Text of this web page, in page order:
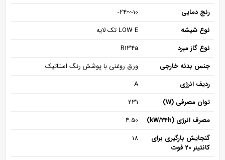
رنج دمایی
10-~24-
نوع شیشه
LOW E تک لایه
نوع گاز مبرد
R134a
جنس بدنه خارجی
ورق روغنی با پوشش رنگ استاتیک
ردیف انرژی
A
توان مصرفی (W)
231
مصرف انرژی (kW/24h)
4.50
گنجایش بارگیری برای
کانتینر 20 فوت
18